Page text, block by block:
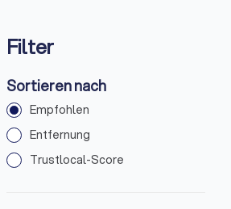
Mosaikarbeiten(79)
Filter
Sortieren nach
Empfohlen
Entfernung
Trustlocal-Score